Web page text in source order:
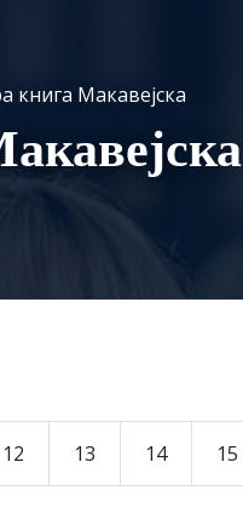
книга Макавејска
12 13 14 15